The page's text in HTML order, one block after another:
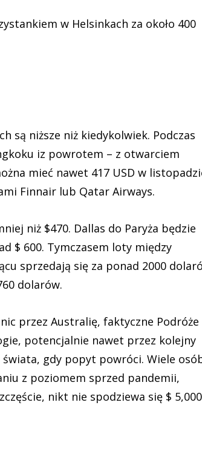
w Helsinkach za około 400
są niższe niż kiedykolwiek. Podczas
iz powrotem – z otwarciem
mieć nawet 417 USD w
Finnair lub Qatar Airways.
niż $470. Dallas do Paryża będzie
$ 600. Tymczasem loty między
sprzedają się za ponad 2000
dolarów.
przez Australię, faktyczne Podróże
potencjalnie nawet przez kolejny
świata, gdy popyt powróci. Wiele
z poziomem sprzed pandemii,
nikt nie spodziewa się $ 5,000